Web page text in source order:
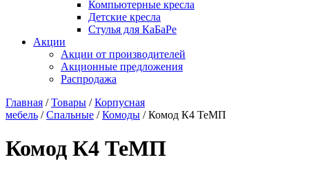
Компьютерные кресла
Детские кресла
Стулья для КаБаРе
Акции
Акции от производителей
Акционные предложения
Распродажа
Главная /Товары /Корпусная
мебель /Спальные /Комоды / Комод К4 ТеМП
Комод К4 ТеМП